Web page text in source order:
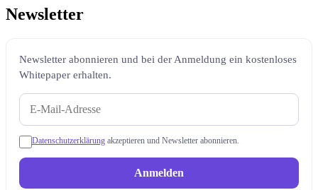
Newsletter
Newsletter abonnieren und bei der Anmeldung ein kostenloses
Whitepaper erhalten.
Datenschutzerklärung akzeptieren und Newsletter abonnieren.
Anmelden